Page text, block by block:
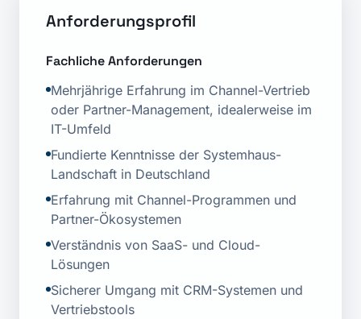
Anforderungsprofil
Fachliche Anforderungen
Mehrjährige Erfahrung im Channel-Vertrieb
oder Partner-Management, idealerweise im
IT-Umfeld
Fundierte Kenntnisse der Systemhaus-
Landschaft in Deutschland
Erfahrung mit Channel-Programmen und
Partner-Ökosystemen
Verständnis von SaaS- und Cloud-
Lösungen
Sicherer Umgang mit CRM-Systemen und
Vertriebstools